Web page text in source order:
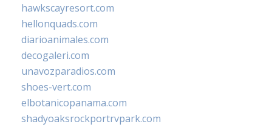
hawkscayresort.com
hellonquads.com
diarioanimales.com
decogaleri.com
unavozparadios.com
shoes-vert.com
elbotanicopanama.com
shadyoaksrockportrvpark.com